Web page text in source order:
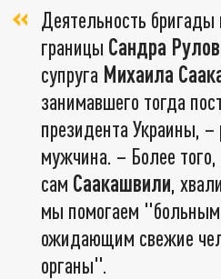
Деятельность бригады
границы Сандра
супруга Михаила
занимавшего тогда
президента Украины, –
мужчина. – Более
сам Саакашвили ,
мы помогаем
ожидающим свежие
органы".